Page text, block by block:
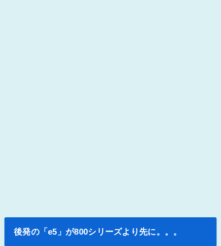
後発の「e5」が800シリーズより先に。。。